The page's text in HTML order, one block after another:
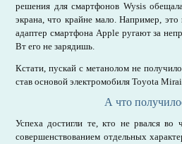
решения для смартфонов Wysis
экрана, что крайне мало. Например,
адаптер смартфона Apple ругают за
Вт его не зарядишь.
Кстати, пускай с метанолом не
став основой электромобиля Toyota
А что
Успеха достигли те, кто не рвался
совершенствованием отдельных